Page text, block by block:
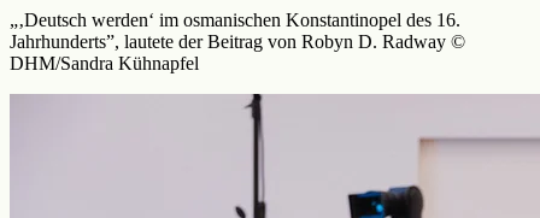
„‚Deutsch werden‘ im osmanischen Konstantinopel des 16.
Jahrhunderts”, lautete der Beitrag von Robyn D. Radway ©
DHM/Sandra Kühnapfel